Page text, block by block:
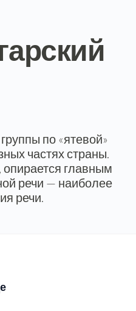
по «ятевой»
частях страны.
главным
речи — наиболее
речи.